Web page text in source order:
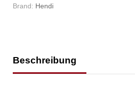
Brand: Hendi
Beschreibung